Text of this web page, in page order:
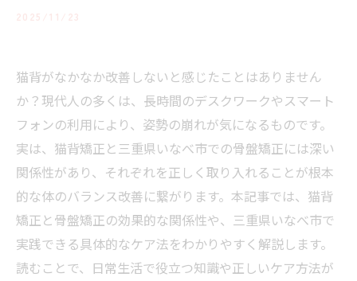
2025/11/23
猫背がなかなか改善しないと感じたことはありません
か？現代人の多くは、長時間のデスクワークやスマート
フォンの利用により、姿勢の崩れが気になるものです。
実は、猫背矯正と三重県いなべ市での骨盤矯正には深い
関係性があり、それぞれを正しく取り入れることが根本
的な体のバランス改善に繋がります。本記事では、猫背
矯正と骨盤矯正の効果的な関係性や、三重県いなべ市で
実践できる具体的なケア法をわかりやすく解説します。
読むことで、日常生活で役立つ知識や正しいケア方法が